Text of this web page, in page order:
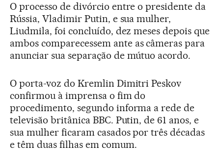
O processo de divórcio entre o presidente da
Rússia, Vladimir Putin, e sua mulher,
Liudmila, foi concluído, dez meses depois que
ambos comparecessem ante as câmeras para
anunciar sua separação de mútuo acordo.
O porta-voz do Kremlin Dimitri Peskov
confirmou à imprensa o fim do
procedimento, segundo informa a rede de
televisão britânica BBC. Putin, de 61 anos, e
sua mulher ficaram casados por três décadas
e têm duas filhas em comum.